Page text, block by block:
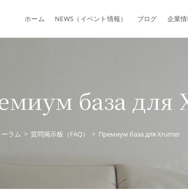
ホーム NEWS（イベント情報） ブログ 企業
база для
ラム > 質問掲示板（FAQ） > Премиум база для Xrumer